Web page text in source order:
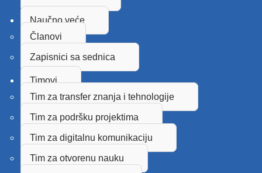
Naučno veće
Članovi
Zapisnici sa sednica
Timovi
Tim za transfer znanja i tehnologije
Tim za podršku projektima
Tim za digitalnu komunikaciju
Tim za otvorenu nauku